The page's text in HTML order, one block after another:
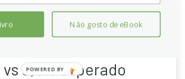
Despesa de Capital
0,5% esperado
Não gosto de eBook
POWERED BY